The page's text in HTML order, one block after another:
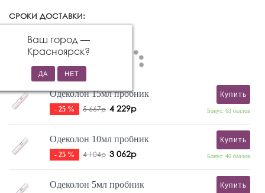
СРОКИ ДОСТАВКИ:
Ваш город —
Красноярск?
Одеколон 15мл пробник
- 25 % 5 667р 4 229р
Купить
Бонус: 63 баллов
Одеколон 10мл пробник
- 25 % 4 104р 3 062р
Купить
Бонус: 46 баллов
Одеколон 5мл пробник Купить